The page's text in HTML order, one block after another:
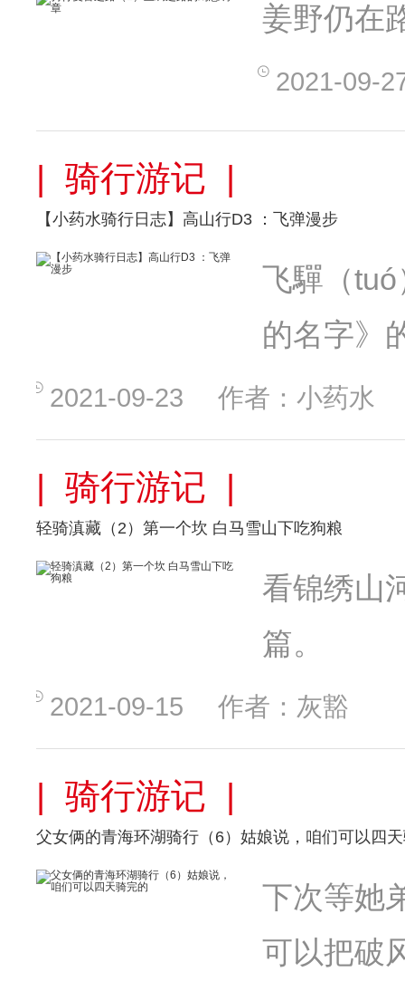
姜野仍在
2021-09-
| 骑行游记 |
【小药水骑行日志】高山行D3 ：飞弹漫步
飞驒（
的名字》
2021-09-23 作者：小药水
| 骑行游记 |
轻骑滇藏（2）第一个坎 白马雪山下吃狗粮
看锦绣山
篇。
2021-09-15 作者：灰豁
| 骑行游记 |
父女俩的青海环湖骑行（6）姑娘说，咱们可以四
下次等她
可以把破